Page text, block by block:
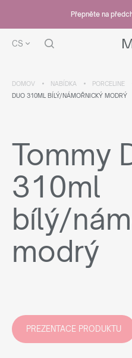
Přepněte na
CS
DOMOV NABÍDKA PORCELINE
DUO 310ML BÍLÝ/NÁMOŘNICKÝ MODRÝ
Tommy
310ml
bílý/
modrý
PREZENTACE PRODUKTU